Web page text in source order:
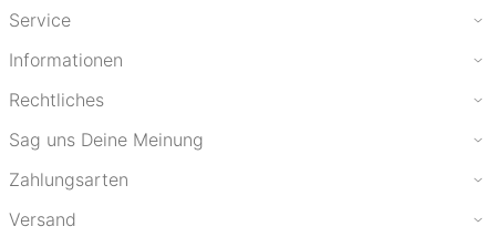
Service
Informationen
Rechtliches
Sag uns Deine Meinung
Zahlungsarten
Versand